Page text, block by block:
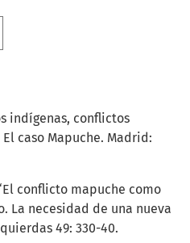
indígenas, conflictos
caso Mapuche. Madrid:
conflicto mapuche como
La necesidad de una nueva
49: 330-40.